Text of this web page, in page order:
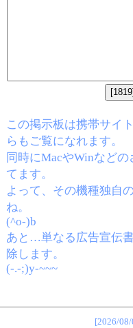
この掲示板は携帯サイ
らもご覧になれます。
同時にMacやWinなど
てます。
よって、その機種独自
ね。
(^o-)b
あと…単なる広告宣伝
除します。
(-.-;)y-~~~
[2026/